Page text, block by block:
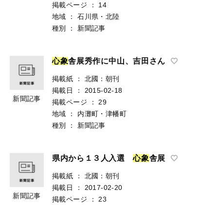
掲載ページ
：
14
地域
：
石川県・北陸
種別
： 新聞記事
新聞記事
心象舎展秀作に中山、吉田さん
掲載紙 ：
北國：朝刊
掲載日
：
2015-02-18
掲載ページ
：
29
地域
：
内灘町・津幡町
種別
： 新聞記事
新聞記事
県内から１３人入選心象舎展
掲載紙 ：
北國：朝刊
掲載日
：
2017-02-20
掲載ページ
：
23